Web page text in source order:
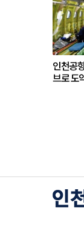
인천공
브로 도